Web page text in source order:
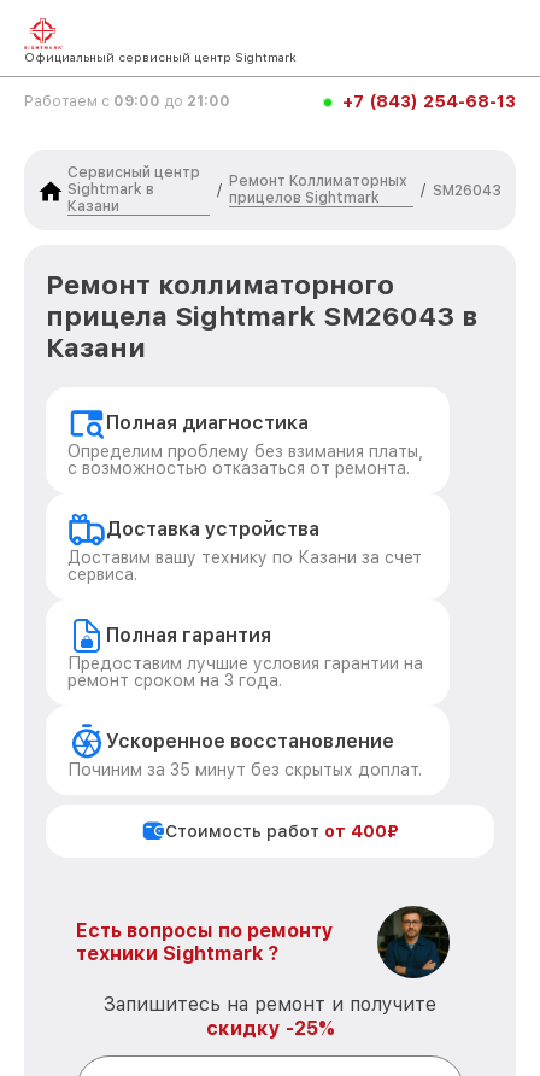
Официальный сервисный центр Sightmark
Работаем с 09:00 до 21:00 +7 (843) 254-68-13
Сервисный центр
Sightmark в
Казани
/
Ремонт Коллиматорных
прицелов Sightmark
/ SM26043
Ремонт коллиматорного
прицела Sightmark SM26043 в
Казани
Полная диагностика
Определим проблему без взимания платы,
с возможностью отказаться от ремонта.
Доставка устройства
Доставим вашу технику по Казани за счет
сервиса.
Полная гарантия
Предоставим лучшие условия гарантии на
ремонт сроком на 3 года.
Ускоренное восстановление
Починим за 35 минут без скрытых доплат.
Стоимость работ от 400₽
Есть вопросы по ремонту
техники Sightmark ?
Запишитесь на ремонт и получите
скидку -25%